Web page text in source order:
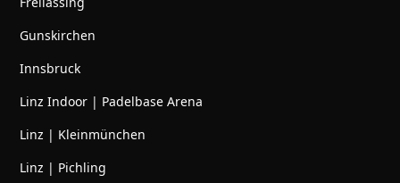
Gunskirchen
Innsbruck
Linz Indoor | Padelbase Arena
Linz | Kleinmünchen
Linz | Pichling